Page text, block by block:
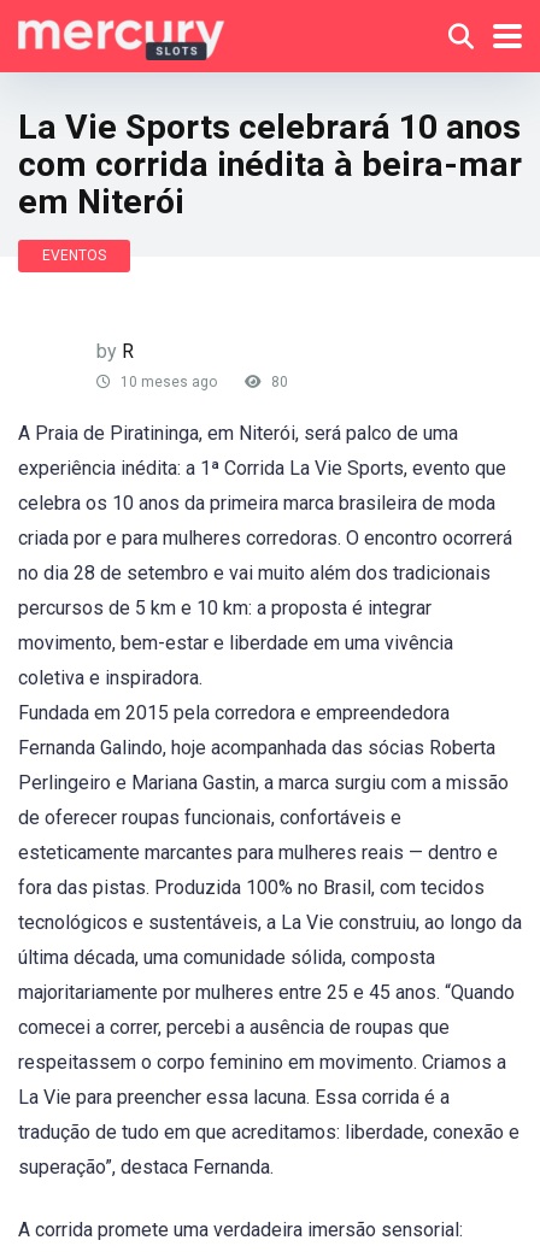
La Vie Sports celebrará 10 anos
com corrida inédita à beira-mar
em Niterói
EVENTOS
by R
10 meses ago 80
A Praia de Piratininga, em Niterói, será palco de uma
experiência inédita: a 1ª Corrida La Vie Sports, evento que
celebra os 10 anos da primeira marca brasileira de moda
criada por e para mulheres corredoras. O encontro ocorrerá
no dia 28 de setembro e vai muito além dos tradicionais
percursos de 5 km e 10 km: a proposta é integrar
movimento, bem-estar e liberdade em uma vivência
coletiva e inspiradora.
Fundada em 2015 pela corredora e empreendedora
Fernanda Galindo, hoje acompanhada das sócias Roberta
Perlingeiro e Mariana Gastin, a marca surgiu com a missão
de oferecer roupas funcionais, confortáveis e
esteticamente marcantes para mulheres reais — dentro e
fora das pistas. Produzida 100% no Brasil, com tecidos
tecnológicos e sustentáveis, a La Vie construiu, ao longo da
última década, uma comunidade sólida, composta
majoritariamente por mulheres entre 25 e 45 anos. “Quando
comecei a correr, percebi a ausência de roupas que
respeitassem o corpo feminino em movimento. Criamos a
La Vie para preencher essa lacuna. Essa corrida é a
tradução de tudo em que acreditamos: liberdade, conexão e
superação”, destaca Fernanda.
A corrida promete uma verdadeira imersão sensorial: